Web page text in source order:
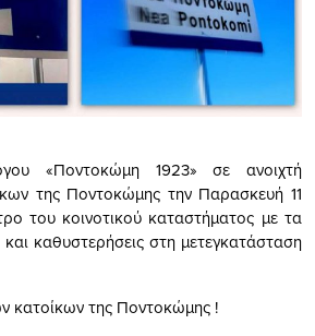
«Ποντοκώμη 1923» σε ανοιχτή
της Ποντοκώμης την Παρασκευή 11
του κοινοτικού καταστήματος με τα
καθυστερήσεις στη μετεγκατάσταση
κατοίκων της Ποντοκώμης !